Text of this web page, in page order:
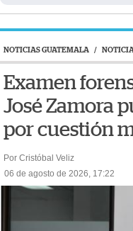
NOTICIAS GUATEMALA /
Examen
José Zamora
por cuestión
Por Cristóbal Veliz
06 de agosto de 2026, 17:22